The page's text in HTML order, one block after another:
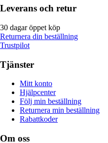
Leverans och retur
30 dagar öppet köp
Returnera din beställning
Trustpilot
Tjänster
Mitt konto
Hjälpcenter
Följ min beställning
Returnera min beställning
Rabattkoder
Om oss